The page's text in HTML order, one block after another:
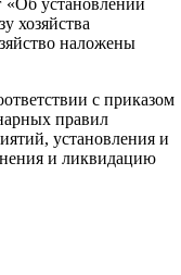
хозяйства
наложены
с приказом
правил
установления и
и ликвидацию